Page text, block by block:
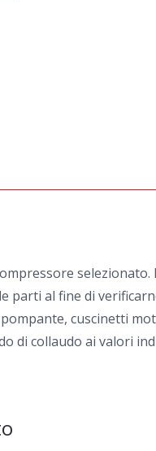
al fine di
cuscinetti
di collaudo ai valori